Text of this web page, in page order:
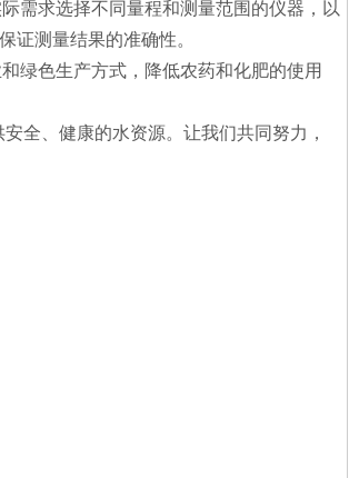
需求选择不同量程和测量范围的仪器，以
证测量结果的准确性。
绿色生产方式，降低农药和化肥的使用
全、健康的水资源。让我们共同努力，